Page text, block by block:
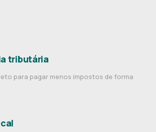
tributária
para pagar menos impostos de forma